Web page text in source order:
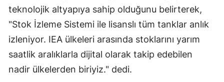
teknolojik altyapıya sahip olduğunu belirterek,
"Stok İzleme Sistemi ile lisanslı tüm tanklar anlık
izleniyor. IEA ülkeleri arasında stoklarını yarım
saatlik aralıklarla dijital olarak takip edebilen
nadir ülkelerden biriyiz." dedi.